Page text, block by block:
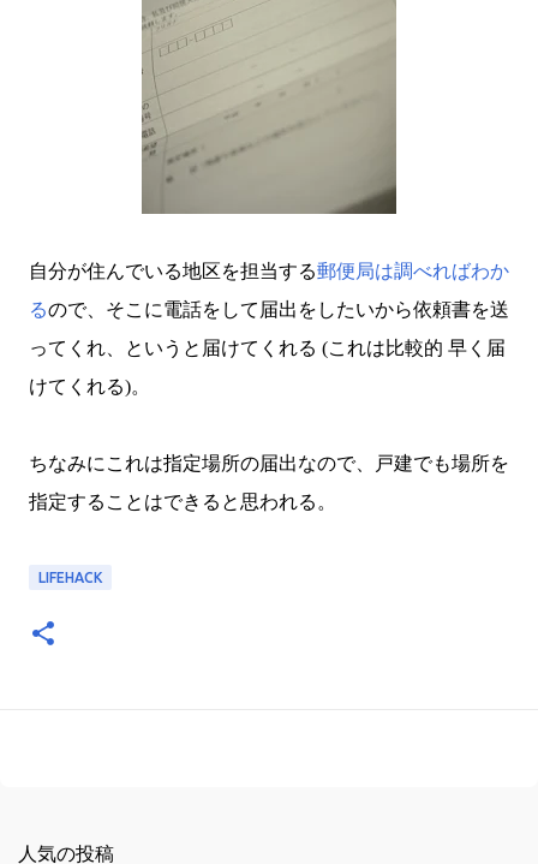
自分が住んでいる地区を担当する郵便局は調べればわか
るので、そこに電話をして届出をしたいから依頼書を送
ってくれ、というと届けてくれる (これは比較的 早く届
けてくれる)。
ちなみにこれは指定場所の届出なので、戸建でも場所を
指定することはできると思われる。
LIFEHACK
人気の投稿